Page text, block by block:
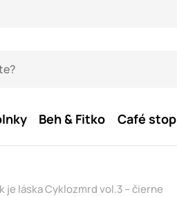
Beh & Fitko Café stop
je láska Cyklozmrd vol.3 – čierne